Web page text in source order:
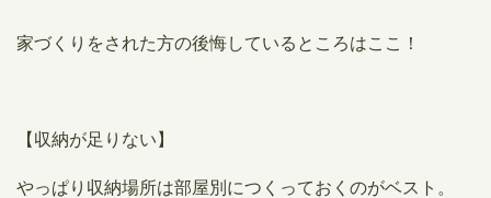
家づくりをされた方の後悔しているところはここ！
【収納が足りない】
やっぱり収納場所は部屋別につくっておくのがベスト。